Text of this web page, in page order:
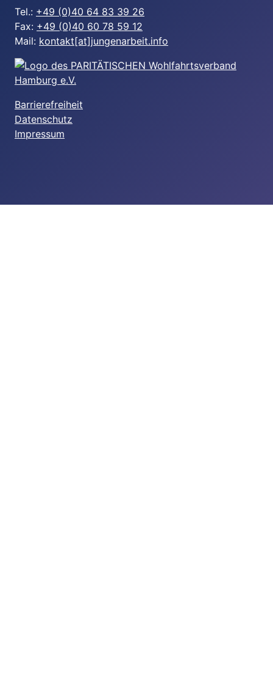
Tel.: +49 (0)40 64 83 39 26
Fax: +49 (0)40 60 78 59 12
Mail: kontakt[at]jungenarbeit.info
Barrierefreiheit
Datenschutz
Impressum